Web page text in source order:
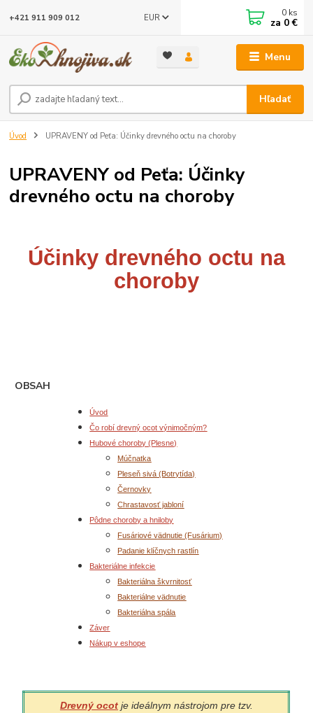
Menu
EUR
Hľadať
+421 911 909 012 0 ks
za 0 €
Úvod UPRAVENY od Peťa: Účinky drevného octu na choroby
UPRAVENY od Peťa: Účinky
drevného octu na choroby
Účinky drevného octu na
choroby
OBSAH
Úvod
Čo robí drevný ocot výnimočným?
Hubové choroby (Plesne)
Múčnatka
Pleseň sivá (Botrytída)
Černovky
Chrastavosť jabloní
Pôdne choroby a hniloby
Fusáriové vädnutie (Fusárium)
Padanie klíčnych rastlín
Bakteriálne infekcie
Bakteriálna škvrnitosť
Bakteriálne vädnutie
Bakteriálna spála
Záver
Nákup v eshope
Drevný ocotje ideálnym nástrojom pre tzv.